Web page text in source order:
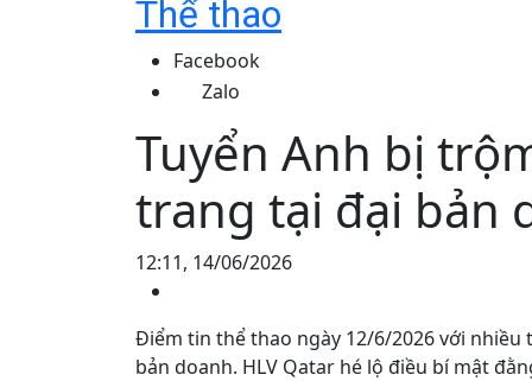
Thể thao
Facebook
Zalo
Tuyển Anh bị
trang tại đại bản
12:11, 14/06/2026
Điểm tin thể thao ngày 12/6/2026 với
bản doanh. HLV Qatar hé lộ điều bí mật